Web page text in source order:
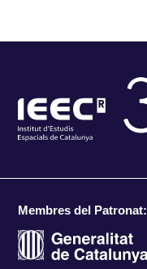
Membres del Patronat: